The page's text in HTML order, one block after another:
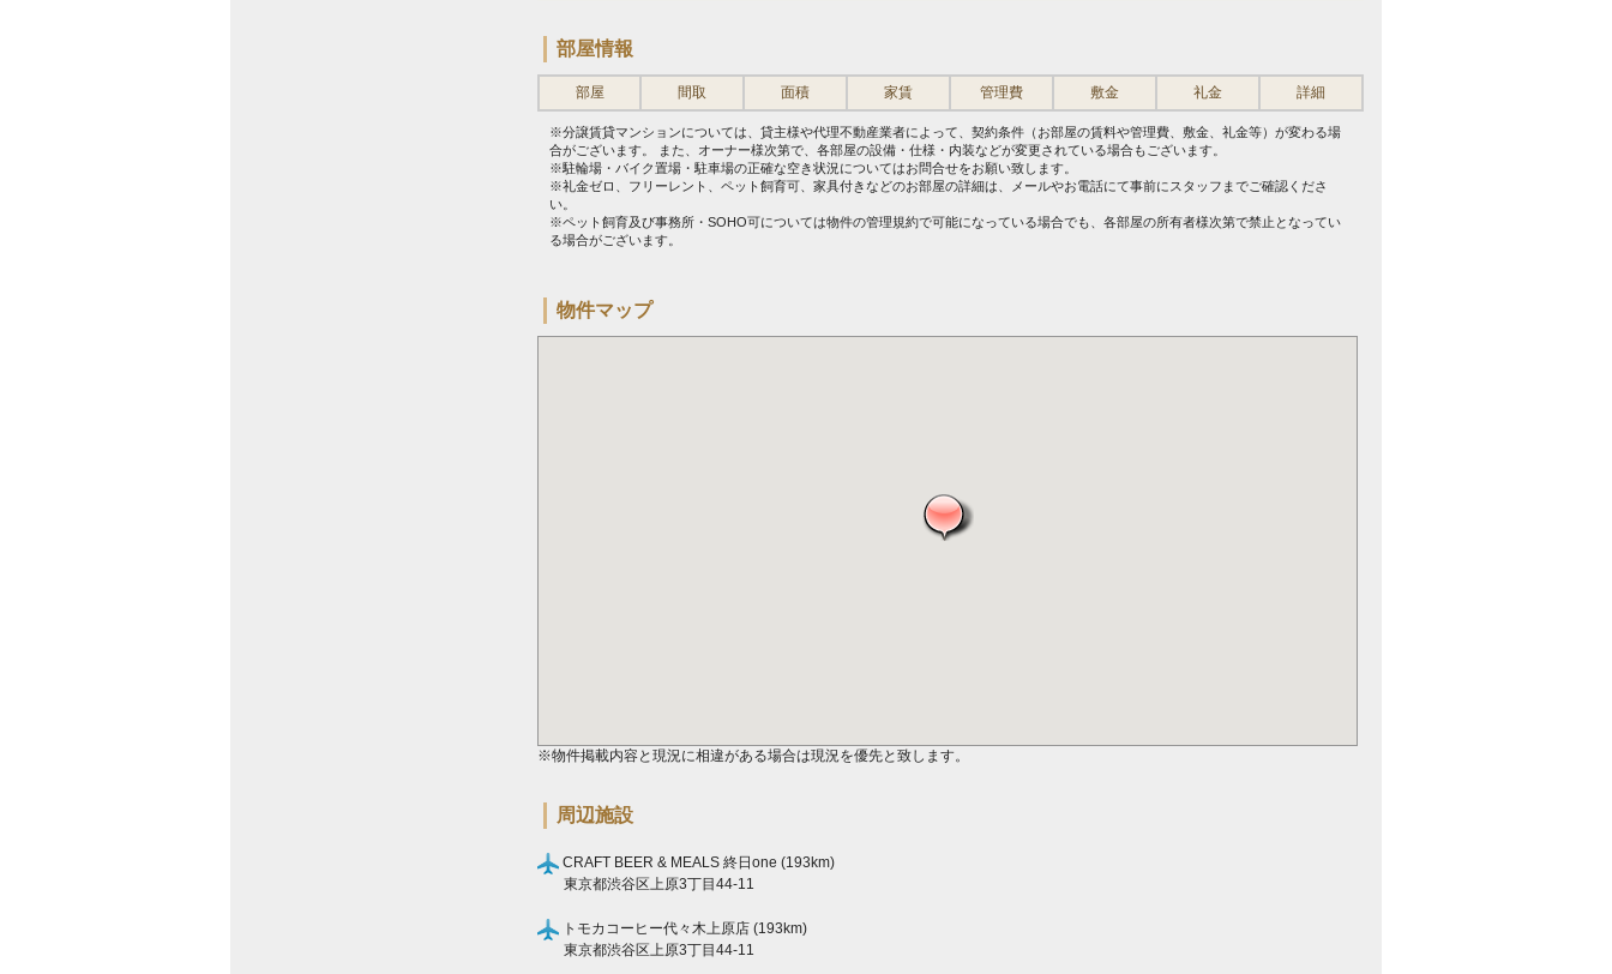
部屋情報
部屋 間取 面積 家賃 管理費 敷金 礼金 詳細
※分譲賃貸マンションについては、貸主様や代理不動産業者によって、契約条件（お部屋の賃料や管理費、敷金、礼金等）が変わる場
合がございます。 また、オーナー様次第で、各部屋の設備・仕様・内装などが変更されている場合もございます。
※駐輪場・バイク置場・駐車場の正確な空き状況についてはお問合せをお願い致します。
※礼金ゼロ、フリーレント、ペット飼育可、家具付きなどのお部屋の詳細は、メールやお電話にて事前にスタッフまでご確認くださ
い。
※ペット飼育及び事務所・SOHO可については物件の管理規約で可能になっている場合でも、各部屋の所有者様次第で禁止となってい
る場合がございます。
物件マップ
※物件掲載内容と現況に相違がある場合は現況を優先と致します。
周辺施設
CRAFT BEER & MEALS 終日one (193km)
東京都渋谷区上原3丁目44-11
トモカコーヒー代々木上原店 (193km)
東京都渋谷区上原3丁目44-11